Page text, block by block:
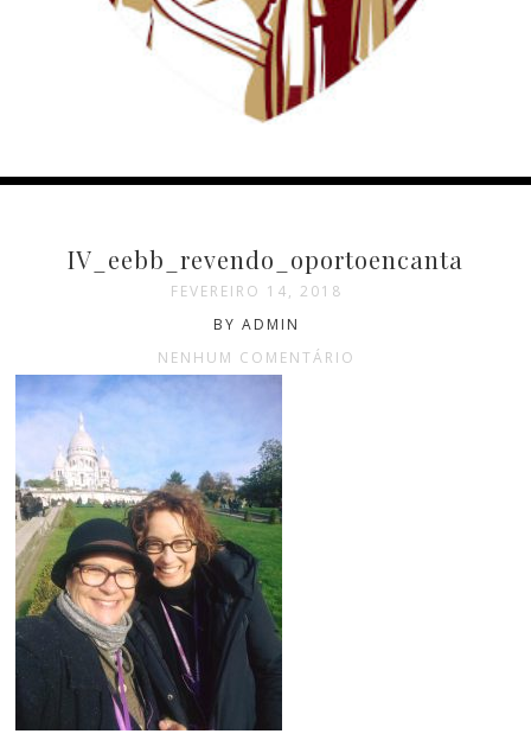
IV_eebb_revendo_oportoencanta
FEVEREIRO 14, 2018
BY ADMIN
NENHUM COMENTÁRIO